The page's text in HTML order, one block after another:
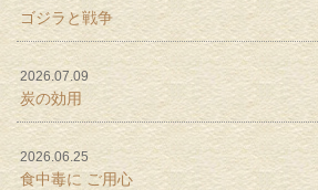
ゴジラと戦争
2026.07.09
炭の効用
2026.06.25
食中毒に ご用心